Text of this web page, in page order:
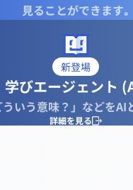
見ることができます｡
新登場
学びエージェント
ういう意味？」などを
詳細を見る